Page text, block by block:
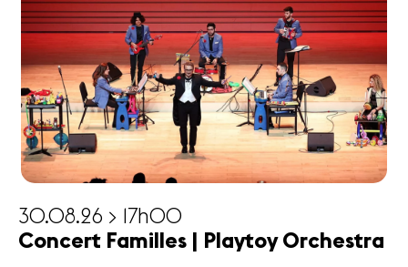
30.08.26 > 17h00
Concert Familles | Playtoy Orchestra